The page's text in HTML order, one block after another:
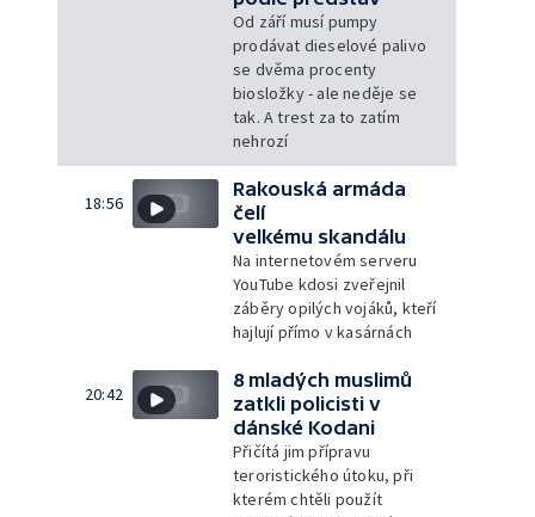
Od září musí pumpy
prodávat dieselové palivo
se dvěma procenty
biosložky - ale neděje se
tak. A trest za to zatím
nehrozí
18:56
Rakouská armáda
čelí
velkému skandálu
Na internetovém serveru
YouTube kdosi zveřejnil
záběry opilých vojáků, kteří
hajlují přímo v kasárnách
20:42
8 mladých muslimů
zatkli policisti v
dánské Kodani
Přičítá jim přípravu
teroristického útoku, při
kterém chtěli použít